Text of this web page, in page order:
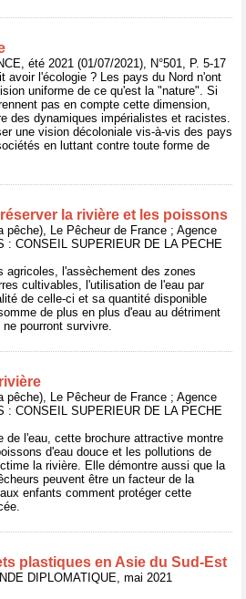
été 2021 (01/07/2021), N°501, P. 5-17
avoir l'écologie ? Les pays du Nord n'ont
uniforme de ce qu'est la "nature". Si
pas en compte cette dimension,
des dynamiques impérialistes et racistes.
une vision décoloniale vis-à-vis des pays
en luttant contre toute forme de
la rivière et les poissons
pêche), Le Pêcheur de France ; Agence
: CONSEIL SUPERIEUR DE LA PECHE
agricoles, l'assèchement des zones
cultivables, l'utilisation de l'eau par
de celle-ci et sa quantité disponible
de plus en plus d'eau au détriment
pourront survivre.
pêche), Le Pêcheur de France ; Agence
: CONSEIL SUPERIEUR DE LA PECHE
de l'eau, cette brochure attractive montre
d'eau douce et les pollutions de
la rivière. Elle démontre aussi que la
peuvent être un facteur de la
enfants comment protéger cette
plastiques en Asie du Sud-Est
DIPLOMATIQUE, mai 2021